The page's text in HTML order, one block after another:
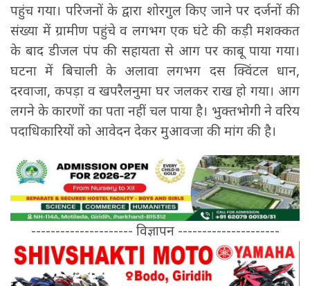
पहुंच गया। परिजनों के द्वारा शोरगुल किए जाने पर दर्जनों की
संख्या में ग्रामीण पहुंचे व लगभग एक घंटे की कड़ी मशक्कत
के बाद डीजल पंप की सहायता से आग पर काबू पाया गया।
घटना में बिचाली के अलावा लगभग दस क्विंटल धान,
दरवाजा, कपड़ा व खपरैलनुमा घर जलकर राख हो गया। आग
लगने के कारणों का पता नहीं चल पाया है। भुक्तभोगी ने वरिय
पदाधिकारियों को आवेदन देकर मुआवजा की मांग की है।
--------------------- विज्ञापन ---------------------